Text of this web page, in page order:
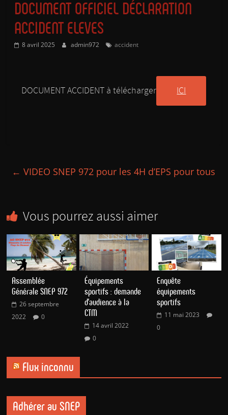
DOCUMENT OFFICIEL DÉCLARATION
ACCIDENT ELEVES
8 avril 2025 admin972 accident
DOCUMENT ACCIDENT à télécharger ICI
← VIDEO SNEP 972 pour les 4H d’EPS pour tous
Vous pourrez aussi aimer
Assemblée
Générale SNEP 972
26 septembre
2022
0
Équipements
sportifs : demande
d’audience à la
CTM
14 avril 2022
0
Enquête
équipements
sportifs
11 mai 2023
0
Flux inconnu
Adhérer au SNEP